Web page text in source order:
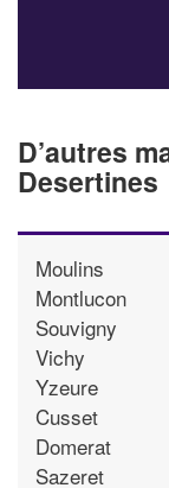
D’autres
Desertines
Moulins
Montlucon
Souvigny
Vichy
Yzeure
Cusset
Domerat
Sazeret